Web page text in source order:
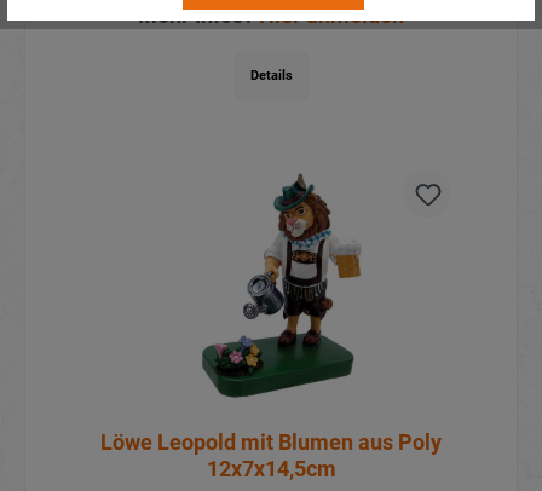
Mehr Infos?Hier anmelden
Details
Löwe Leopold mit Blumen aus Poly
12x7x14,5cm